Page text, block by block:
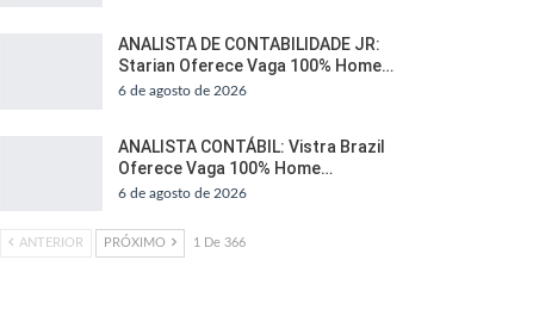
ANALISTA DE CONTABILIDADE JR:
Starian Oferece Vaga 100% Home…
6 de agosto de 2026
ANALISTA CONTÁBIL: Vistra Brazil
Oferece Vaga 100% Home…
6 de agosto de 2026
ANTERIOR PRÓXIMO 1 De 366